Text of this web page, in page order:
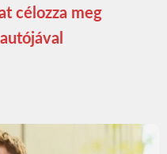
célozza meg